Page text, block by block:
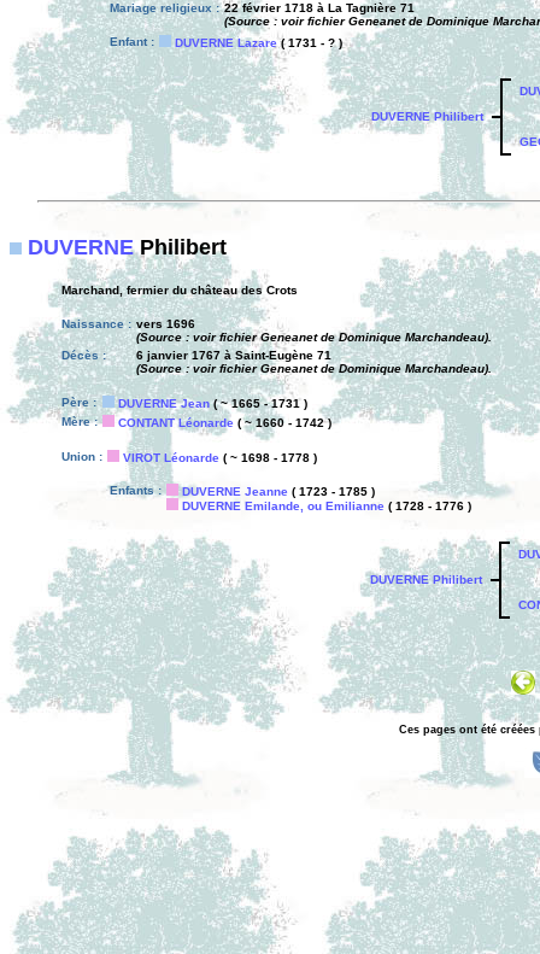
Mariage religieux : 22 février 1718 à La Tagnière 71
(Source : voir fichier Geneanet de Dominique
Enfant :
DUVERNE Lazare( 1731 - ? )
DUVERNE Philibert
DUVERNEPhilibert
Marchand, fermier du château des Crots
Naissance : vers 1696
(Source : voir fichier Geneanet de Dominique Marchandeau).
Décès :
6 janvier 1767 à Saint-Eugène 71
(Source : voir fichier Geneanet de Dominique Marchandeau).
Père : DUVERNE Jean( ~ 1665 - 1731 )
Mère :
CONTANT Léonarde ( ~ 1660 - 1742 )
Union : VIROT Léonarde ( ~ 1698 - 1778 )
Enfants : DUVERNE Jeanne ( 1723 - 1785 )
DUVERNE Emilande, ou Emilianne ( 1728 - 1776 )
DUVERNE Philibert
Ces pages ont été